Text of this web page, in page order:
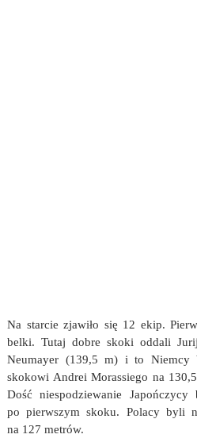
Na starcie zjawiło się 12 ekip.
belki. Tutaj dobre skoki oddali
Neumayer (139,5 m) i to Niemcy
skokowi Andrei Morassiego na
Dość niespodziewanie
po pierwszym skoku. Polacy byli
na 127 metrów.